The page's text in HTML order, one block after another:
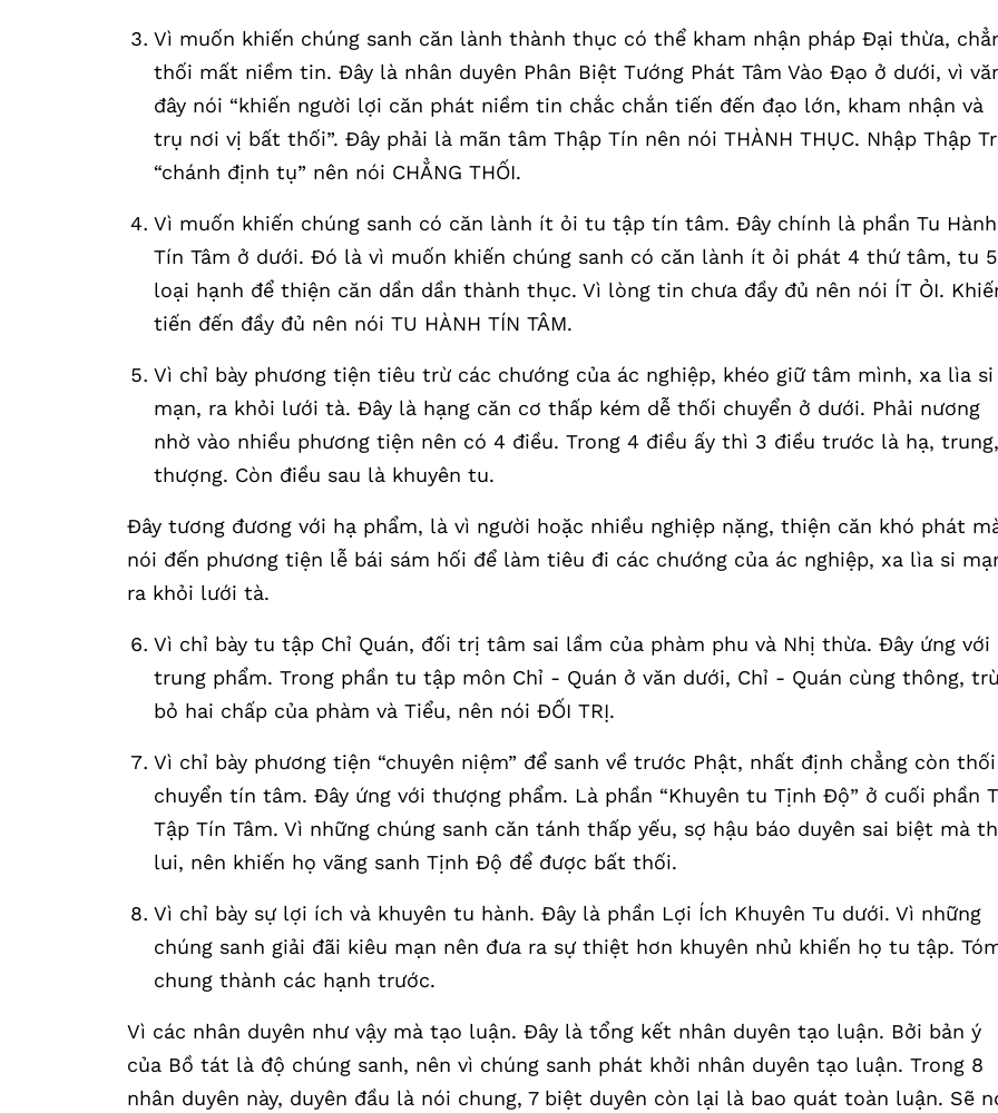
Vì muốn khiến chúng sanh căn lành thành thục có thể kham nhận pháp Đại thừa,
thối mất niềm tin. Đây là nhân duyên Phân Biệt Tướng Phát Tâm Vào Đạo ở dưới, vì
đây nói “khiến người lợi căn phát niềm tin chắc chắn tiến đến đạo lớn, kham nhận và
trụ nơi vị bất thối”. Đây phải là mãn tâm Thập Tín nên nói THÀNH THỤC. Nhập Thập
“chánh định tụ” nên nói CHẲNG THỐI.
Vì muốn khiến chúng sanh có căn lành ít ỏi tu tập tín tâm. Đây chính là phần Tu Hành
Tín Tâm ở dưới. Đó là vì muốn khiến chúng sanh có căn lành ít ỏi phát 4 thứ tâm, tu 5
loại hạnh để thiện căn dần dần thành thục. Vì lòng tin chưa đầy đủ nên nói ÍT ỎI.
tiến đến đầy đủ nên nói TU HÀNH TÍN TÂM.
Vì chỉ bày phương tiện tiêu trừ các chướng của ác nghiệp, khéo giữ tâm mình, xa lìa si
mạn, ra khỏi lưới tà. Đây là hạng căn cơ thấp kém dễ thối chuyển ở dưới. Phải nương
nhờ vào nhiều phương tiện nên có 4 điều. Trong 4 điều ấy thì 3 điều trước là hạ, trung,
thượng. Còn điều sau là khuyên tu.
Đây tương đương với hạ phẩm, là vì người hoặc nhiều nghiệp nặng, thiện căn khó phát
nói đến phương tiện lễ bái sám hối để làm tiêu đi các chướng của ác nghiệp, xa lìa si
ra khỏi lưới tà.
Vì chỉ bày tu tập Chỉ Quán, đối trị tâm sai lầm của phàm phu và Nhị thừa. Đây ứng với
trung phẩm. Trong phần tu tập môn Chỉ - Quán ở văn dưới, Chỉ - Quán cùng thông,
bỏ hai chấp của phàm và Tiểu, nên nói ĐỐI TRỊ.
Vì chỉ bày phương tiện “chuyên niệm” để sanh về trước Phật, nhất định chẳng còn thối
chuyển tín tâm. Đây ứng với thượng phẩm. Là phần “Khuyên tu Tịnh Độ” ở cuối phần
Tập Tín Tâm. Vì những chúng sanh căn tánh thấp yếu, sợ hậu báo duyên sai biệt mà
lui, nên khiến họ vãng sanh Tịnh Độ để được bất thối.
Vì chỉ bày sự lợi ích và khuyên tu hành. Đây là phần Lợi Ích Khuyên Tu dưới. Vì những
chúng sanh giải đãi kiêu mạn nên đưa ra sự thiệt hơn khuyên nhủ khiến họ tu tập.
chung thành các hạnh trước.
Vì các nhân duyên như vậy mà tạo luận. Đây là tổng kết nhân duyên tạo luận. Bởi bản ý
của Bồ tát là độ chúng sanh, nên vì chúng sanh phát khởi nhân duyên tạo luận. Trong 8
nhân duyên này, duyên đầu là nói chung, 7 biệt duyên còn lại là bao quát toàn luận. Sẽ